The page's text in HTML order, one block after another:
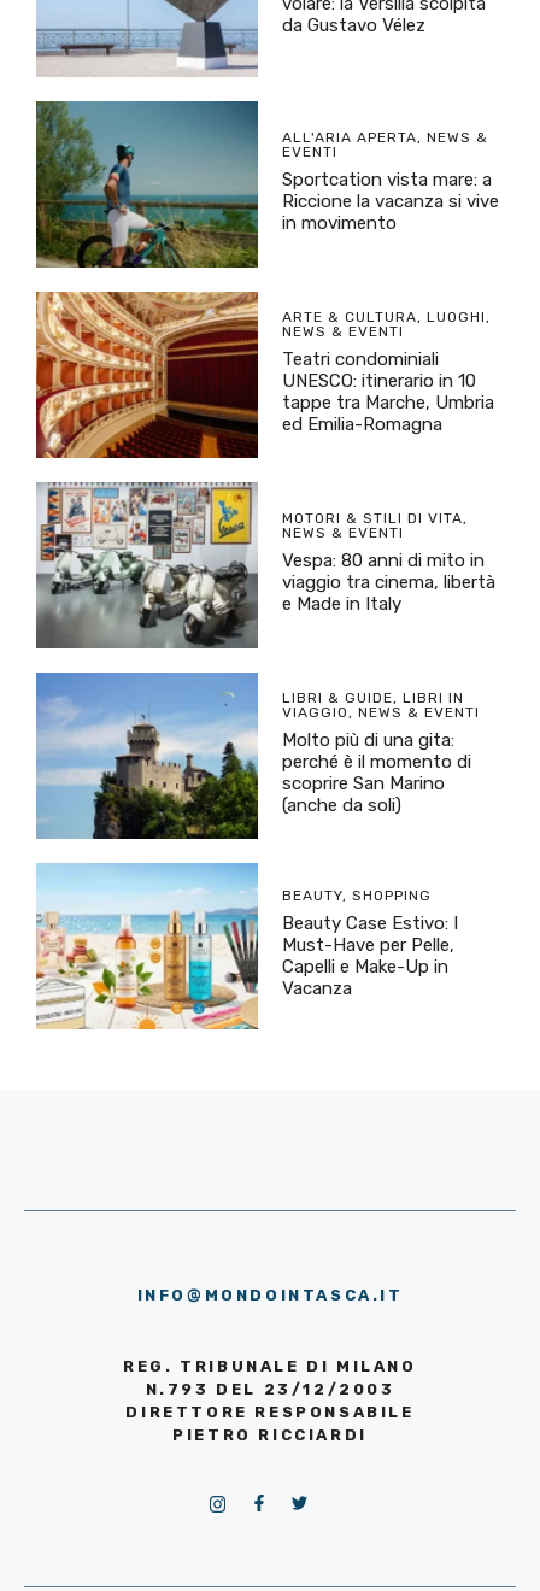
da Gustavo Vélez
ALL'ARIA APERTA, NEWS &
EVENTI
Sportcation vista mare: a
Riccione la vacanza si vive
in movimento
ARTE & CULTURA, LUOGHI ,
NEWS & EVENTI
Teatri condominiali
UNESCO: itinerario in 10
tappe tra Marche, Umbria
ed Emilia-Romagna
MOTORI & STILI DI VITA,
NEWS & EVENTI
Vespa: 80 anni di mito in
viaggio tra cinema, libertà
e Made in Italy
LIBRI & GUIDE, LIBRI IN
VIAGGIO , NEWS & EVENTI
Molto più di una gita:
perché è il momento di
scoprire San Marino
(anche da soli)
BEAUTY, SHOPPING
Beauty Case Estivo: I
Must-Have per Pelle,
Capelli e Make-Up in
Vacanza
INFO@MONDOINTASCA.IT
REG. TRIBUNALE DI MILANO
N.793 DEL 23/12/2003
DIRETTORE RESPONSABILE
PIETRO RICCIARDI